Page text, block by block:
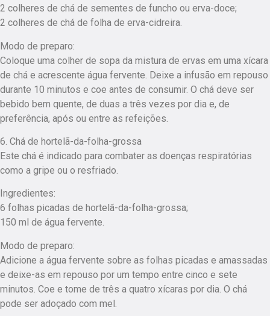
2 colheres de chá de sementes de funcho ou erva-doce;
2 colheres de chá de folha de erva-cidreira.
Modo de preparo:
Coloque uma colher de sopa da mistura de ervas em uma xícara
de chá e acrescente água fervente. Deixe a infusão em repouso
durante 10 minutos e coe antes de consumir. O chá deve ser
bebido bem quente, de duas a três vezes por dia e, de
preferência, após ou entre as refeições.
6. Chá de hortelã-da-folha-grossa
Este chá é indicado para combater as doenças respiratórias
como a gripe ou o resfriado.
Ingredientes:
6 folhas picadas de hortelã-da-folha-grossa;
150 ml de água fervente.
Modo de preparo:
Adicione a água fervente sobre as folhas picadas e amassadas
e deixe-as em repouso por um tempo entre cinco e sete
minutos. Coe e tome de três a quatro xícaras por dia. O chá
pode ser adoçado com mel.